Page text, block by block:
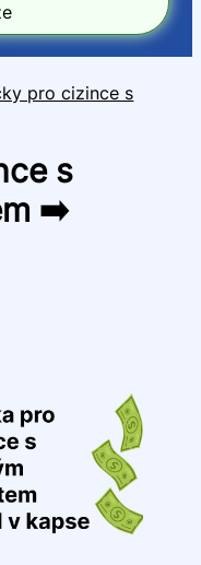
pro cizince s
s
➡️